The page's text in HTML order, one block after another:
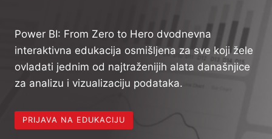
Power BI: From Zero to Hero dvodnevna
interaktivna edukacija osmišljena za sve koji žele
ovladati jednim od najtraženijih alata današnjice
za analizu i vizualizaciju podataka.
PRIJAVA NA EDUKACIJU